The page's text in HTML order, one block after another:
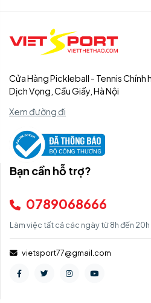
Cửa Hàng Pickleball - Tennis Chính
Dịch Vọng, Cầu Giấy, Hà Nội
Xem đường đi
Bạn cần hỗ trợ?
0789068666
Làm việc tất cả các ngày từ 8h đến 20h
vietsport77@gmail.com